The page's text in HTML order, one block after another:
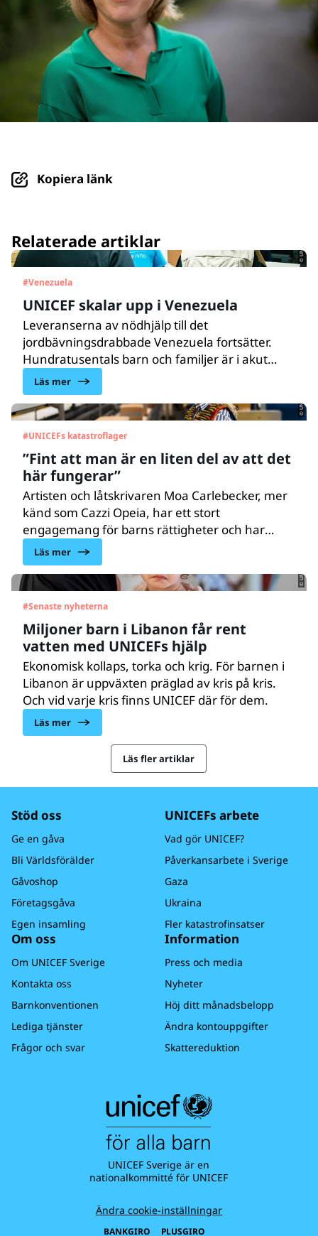
Kopiera länk
Relaterade artiklar
#Venezuela
UNICEF skalar upp i Venezuela
Leveranserna av nödhjälp till det
jordbävningsdrabbade Venezuela fortsätter.
Hundratusentals barn och familjer är i akut
behov av vård, näring, vatten, sanitet och
hygien samt psykosocialt stöd. UNICEF finns på
plats och skalar upp hjälpen till de drabbade
Läs mer
#UNICEFs katastroflager
”Fint att man är en liten del av att det
här fungerar”
Artisten och låtskrivaren Moa Carlebecker, mer
känd som Cazzi Opeia, har ett stort
engagemang för barns rättigheter och har
donerat royalties för en av sina låtar till UNICEFs
arbete för barn. Under våren besökte hon
UNICEFs globala humanitära lager
Läs mer
#Senaste nyheterna
Miljoner barn i Libanon får rent
vatten med UNICEFs hjälp
Ekonomisk kollaps, torka och krig. För barnen i
Libanon är uppväxten präglad av kris på kris.
Och vid varje kris finns UNICEF där för dem.
Läs mer
Läs fler artiklar
Stöd oss
Ge en gåva
Bli Världsförälder
Gåvoshop
Företagsgåva
Egen insamling
UNICEFs arbete
Vad gör UNICEF?
Påverkansarbete i Sverige
Gaza
Ukraina
Fler katastrofinsatser
Om oss
Om UNICEF Sverige
Kontakta oss
Barnkonventionen
Lediga tjänster
Frågor och svar
Information
Press och media
Nyheter
Höj ditt månadsbelopp
Ändra kontouppgifter
Skattereduktion
UNICEF Sverige är en
nationalkommitté för UNICEF
Ändra cookie-inställningar
BANKGIRO PLUSGIRO